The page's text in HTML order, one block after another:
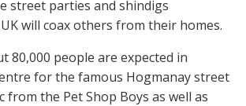
street parties and shindigs
will coax others from their homes.
80,000 people are expected in
for the famous Hogmanay street
from the Pet Shop Boys as well as